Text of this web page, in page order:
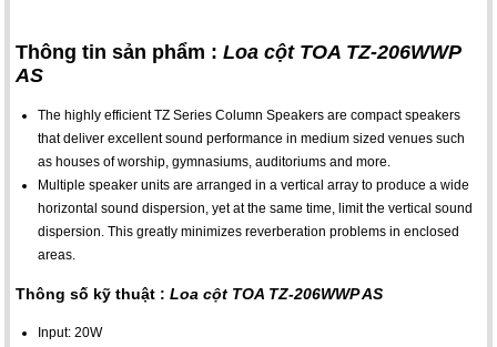
Thông tin sản phẩm :Loa cột TOA TZ-206WWP
AS
The highly efficient TZ Series Column Speakers are compact speakers
that deliver excellent sound performance in medium sized venues such
as houses of worship, gymnasiums, auditoriums and more.
Multiple speaker units are arranged in a vertical array to produce a wide
horizontal sound dispersion, yet at the same time, limit the vertical sound
dispersion. This greatly minimizes reverberation problems in enclosed
areas.
Thông số kỹ thuật :Loa cột TOA TZ-206WWP AS
Input: 20W